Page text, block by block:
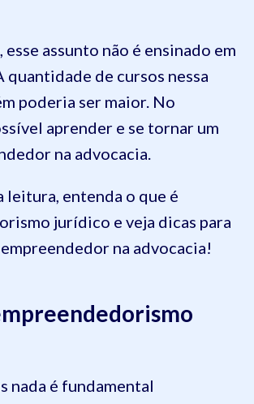
assunto não é ensinado em
quantidade de cursos nessa
poderia ser maior. No
aprender e se tornar um
na advocacia.
leitura, entenda o que é
jurídico e veja dicas para
na advocacia!
nada é fundamental